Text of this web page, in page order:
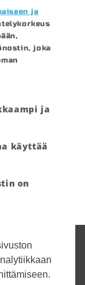
ja
joka
ja
käyttää
on
|